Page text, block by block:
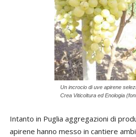
Un incrocio di uve apirene
Crea Viticoltura ed Enologia
Intanto in Puglia aggregazioni di
apirene hanno messo in cantiere